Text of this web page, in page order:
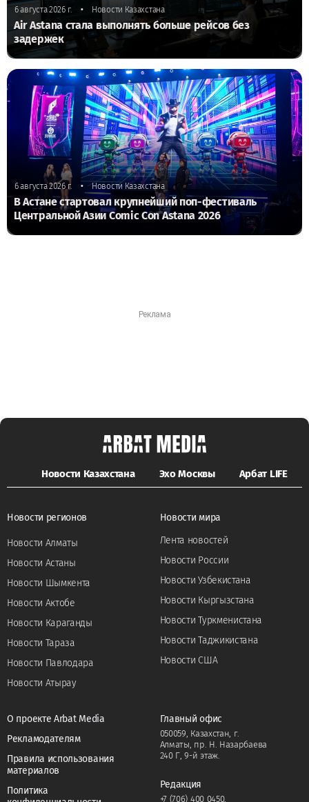
6 августа 2026 г. • Новости Казахстана
Air Astana стала выполнять больше рейсов без
задержек
6 августа 2026 г. • Новости Казахстана
В Астане стартовал крупнейший поп-фестиваль
Центральной Азии Comic Con Astana 2026
Новости Казахстана Эхо Москвы Арбат LIFE
Новости регионов
Новости Алматы
Новости Астаны
Новости Шымкента
Новости Актобе
Новости Караганды
Новости Тараза
Новости Павлодара
Новости Атырау
Новости мира
Лента новостей
Новости России
Новости Узбекистана
Новости Кыргызстана
Новости Туркменистана
Новости Таджикистана
Новости США
О проекте Arbat Media
Рекламодателям
Правила использования
материалов
Политика
Главный офис
050059, Казахстан, г.
Алматы, пр. Н. Назарбаева
240 Г, 9-й этаж.
Редакция
+7 (706) 400 0450,